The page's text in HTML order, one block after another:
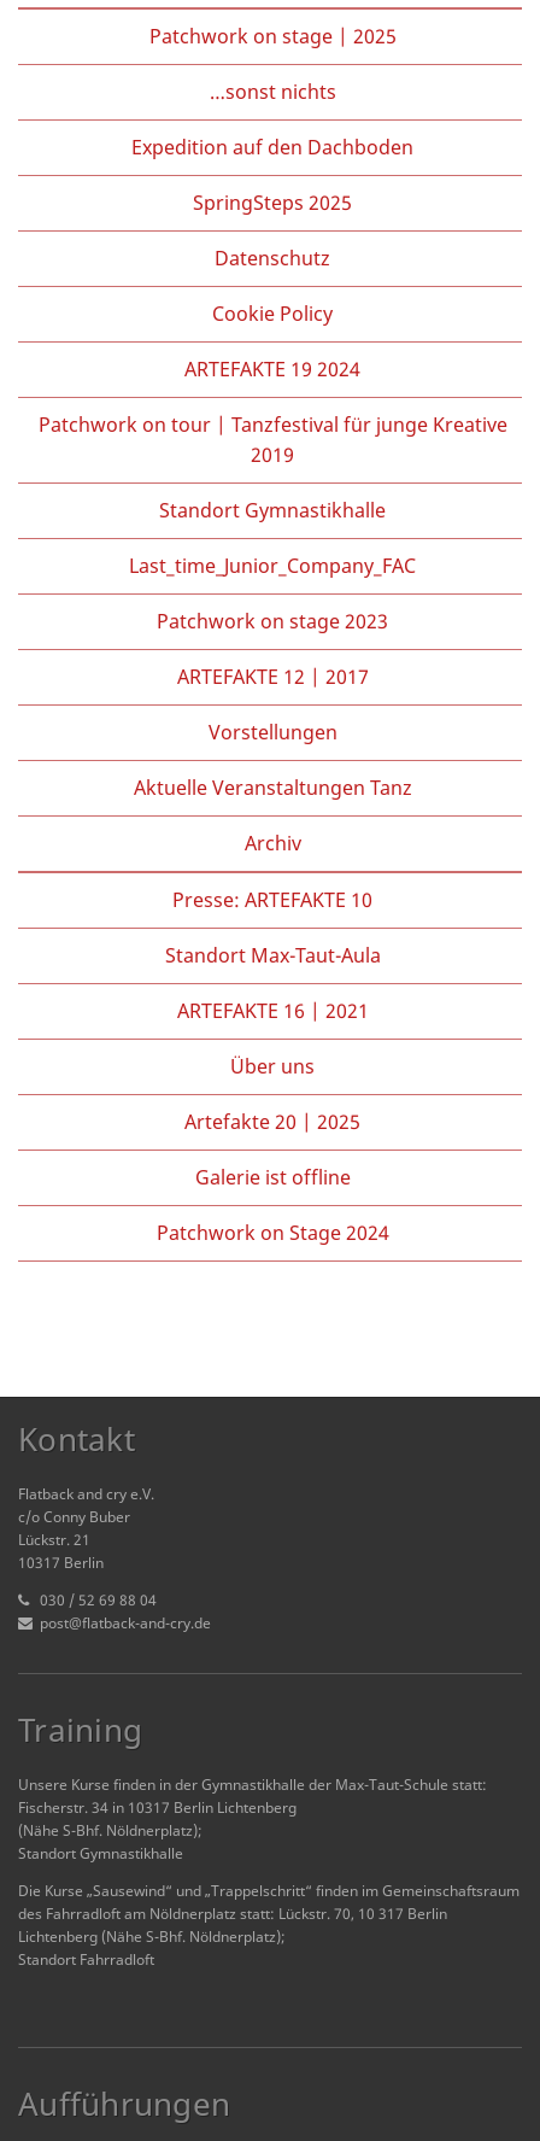
Patchwork on stage | 2025
…sonst nichts
Expedition auf den Dachboden
SpringSteps 2025
Datenschutz
Cookie Policy
ARTEFAKTE 19 2024
Patchwork on tour | Tanzfestival für junge Kreative
2019
Standort Gymnastikhalle
Last_time_Junior_Company_FAC
Patchwork on stage 2023
ARTEFAKTE 12 | 2017
Vorstellungen
Aktuelle Veranstaltungen Tanz
Archiv
Presse: ARTEFAKTE 10
Standort Max-Taut-Aula
ARTEFAKTE 16 | 2021
Über uns
Artefakte 20 | 2025
Galerie ist offline
Patchwork on Stage 2024
Kontakt
Flatback and cry e.V.
c/o Conny Buber
Lückstr. 21
10317 Berlin
030 / 52 69 88 04
post@flatback-and-cry.de
Training
Unsere Kurse finden in der Gymnastikhalle der Max-Taut-Schule statt:
Fischerstr. 34 in 10317 Berlin Lichtenberg
(Nähe S-Bhf. Nöldnerplatz);
Standort Gymnastikhalle
Die Kurse „Sausewind“ und „Trappelschritt“ finden im Gemeinschaftsraum
des Fahrradloft am Nöldnerplatz statt: Lückstr. 70, 10 317 Berlin
Lichtenberg (Nähe S-Bhf. Nöldnerplatz);
Standort Fahrradloft
Aufführungen